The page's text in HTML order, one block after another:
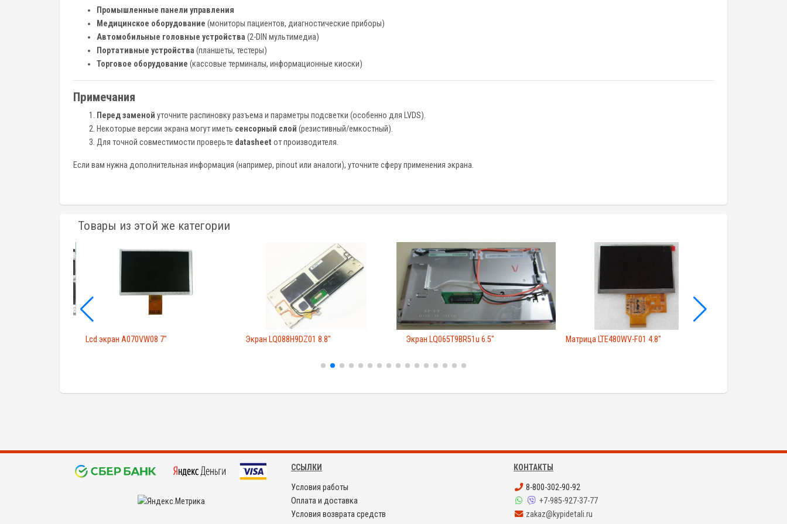
Промышленные панели управления
Медицинское оборудование (мониторы пациентов, диагностические приборы)
Автомобильные головные устройства (2-DIN мультимедиа)
Портативные устройства (планшеты, тестеры)
Торговое оборудование (кассовые терминалы, информационные киоски)
Примечания
Перед заменой уточните распиновку разъема и параметры подсветки (особенно для LVDS).
Некоторые версии экрана могут иметь сенсорный слой (резистивный/емкостный).
Для точной совместимости проверьте datasheet от производителя.
Если вам нужна дополнительная информация (например, pinout или аналоги), уточните сферу применения экрана.
Товары из этой же категории
Lcd экран A070VW08 7" Экран LQ088H9DZ01 8.8" Экран LQ065T9BR51u 6.5" Матрица LTE480WV-F01 4.8"
ССЫЛКИ
Условия работы
Оплата и доставка
Условия возврата средств
КОНТАКТЫ
8-800-302-90-92
+7-985-927-37-77
zakaz@kypidetali.ru